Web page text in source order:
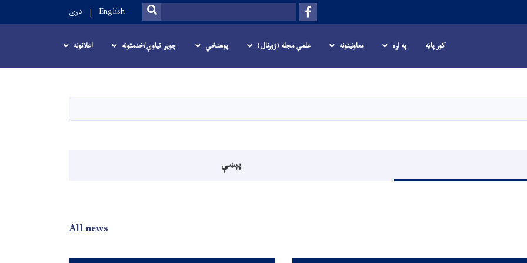
Facebook
SEARCH
English دری
کور پاڼه په اړه معاونیتونه علمي مجله (ژورنال) پوهنځي چوپړ تیاوې/خدمتونه اعلانونه
پېښې
All news